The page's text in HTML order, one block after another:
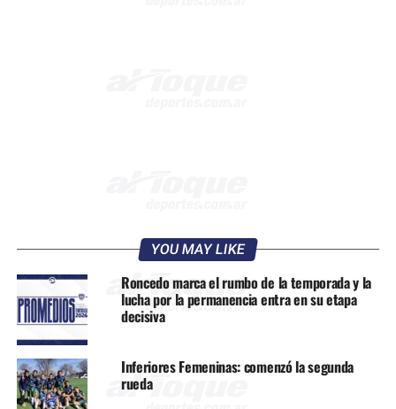
YOU MAY LIKE
Roncedo marca el rumbo de la temporada y la
lucha por la permanencia entra en su etapa
decisiva
Inferiores Femeninas: comenzó la segunda
rueda